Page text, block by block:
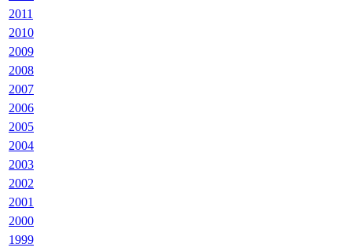
2011
2010
2009
2008
2007
2006
2005
2004
2003
2002
2001
2000
1999